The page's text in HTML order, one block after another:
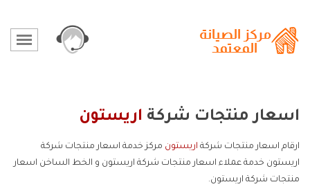
اسعار منتجات شركة اريستون
ارقام اسعار منتجات شركة اريستون مركز خدمة اسعار منتجات شركة
اريستون خدمة عملاء اسعار منتجات شركة اريستون و الخط الساخن اسعار
منتجات شركة اريستون.